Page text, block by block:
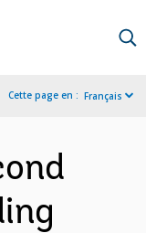
Cette page en : Français